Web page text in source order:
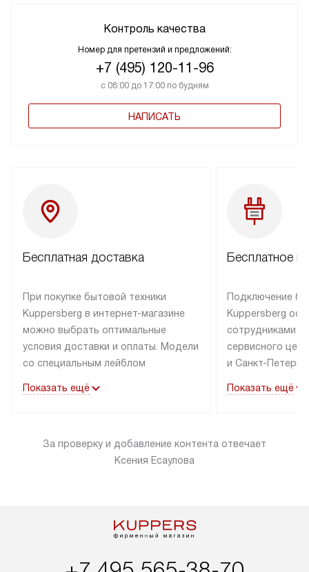
Контроль качества
Номер для претензий и предложений:
+7 (495) 120-11-96
с 08:00 до 17:00 по будням
НАПИСАТЬ
Бесплатная доставка
При покупке бытовой техники
Kuppersberg в интернет-магазине
можно выбрать оптимальные
условия доставки и оплаты. Модели
со специальным лейблом
в пределах МКАД до подъезда,
«в наличии» может быть отправлен
покупателю в течение трех дней.
После 100% предоплаты наша
заказ до представительства
Показать ещё
Бесплатное
Подключение
Kuppersberg
сотрудниками
сервисного
и Санкт-
подключается к
за пределы
Показать ещё
За проверку и добавление контента отвечает
Ксения Есаулова